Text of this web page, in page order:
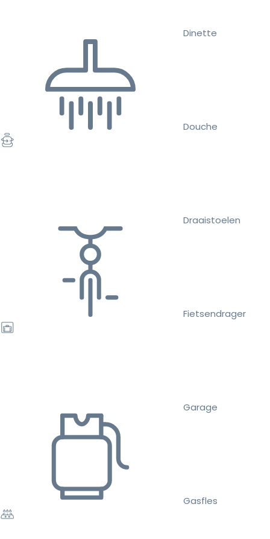
Dinette
Douche
Draaistoelen
Fietsendrager
Garage
Gasfles